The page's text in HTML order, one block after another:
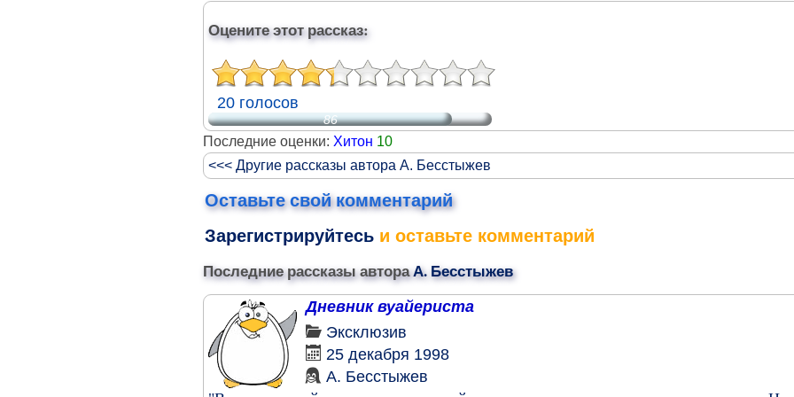
Оцените этот рассказ:
20 голосов
86
Последние оценки: Хитон 10
<<< Другие рассказы автора А. Бесстыжев
Оставьте свой комментарий
Зарегистрируйтесь и оставьте комментарий
Последние рассказы автораА. Бесстыжев
Дневник вуайериста
Эксклюзив
25 декабря 1998
А. Бесстыжев